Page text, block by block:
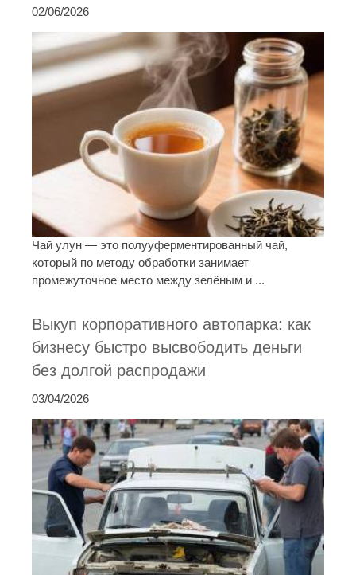
02/06/2026
Чай улун — это полууферментированный чай,
который по методу обработки занимает
промежуточное место между зелёным и ...
Выкуп корпоративного автопарка: как
бизнесу быстро высвободить деньги
без долгой распродажи
03/04/2026